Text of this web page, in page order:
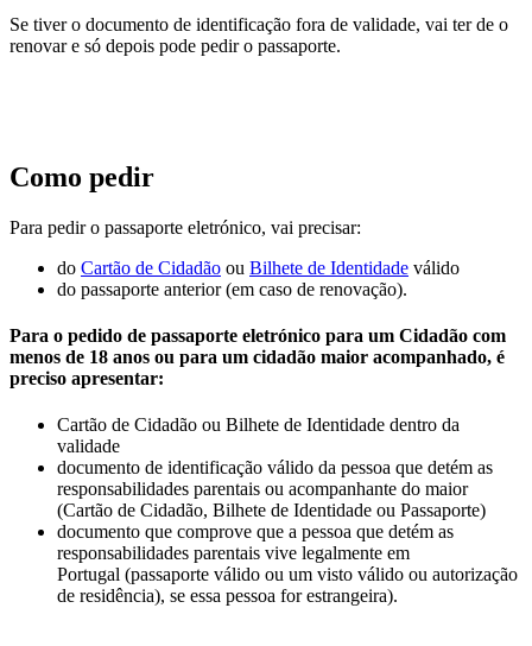
Se tiver o documento de identificação fora de validade, vai ter de o
renovar e só depois pode pedir o passaporte.
Como pedir
Para pedir o passaporte eletrónico, vai precisar:
do Cartão de Cidadão ou Bilhete de Identidade válido
do passaporte anterior (em caso de renovação).
Para o pedido de passaporte eletrónico para um Cidadão com
menos de 18 anos ou para um cidadão maior acompanhado, é
preciso apresentar:
Cartão de Cidadão ou Bilhete de Identidade dentro da
validade
documento de identificação válido da pessoa que detém as
responsabilidades parentais ou acompanhante do maior
(Cartão de Cidadão, Bilhete de Identidade ou Passaporte)
documento que comprove que a pessoa que detém as
responsabilidades parentais vive legalmente em
Portugal (passaporte válido ou um visto válido ou autorização
de residência), se essa pessoa for estrangeira).